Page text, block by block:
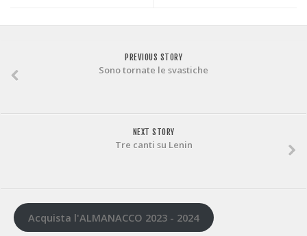
PREVIOUS STORY
Sono tornate le svastiche
NEXT STORY
Tre canti su Lenin
Acquista l'ALMANACCO 2023 - 2024